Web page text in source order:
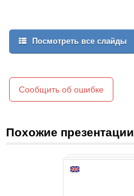
Посмотреть все слайды
Сообщить об ошибке
Похожие презентации